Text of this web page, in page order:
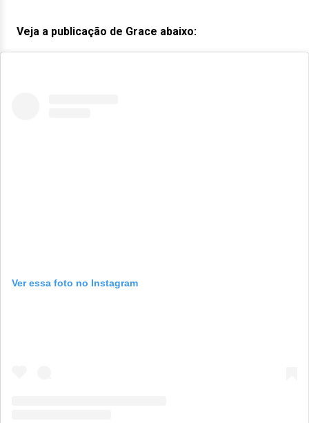
Veja a publicação de Grace abaixo:
Ver essa foto no Instagram